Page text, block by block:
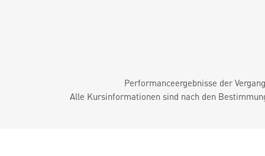
Performanceergebnisse der
Alle Kursinformationen sind nach den